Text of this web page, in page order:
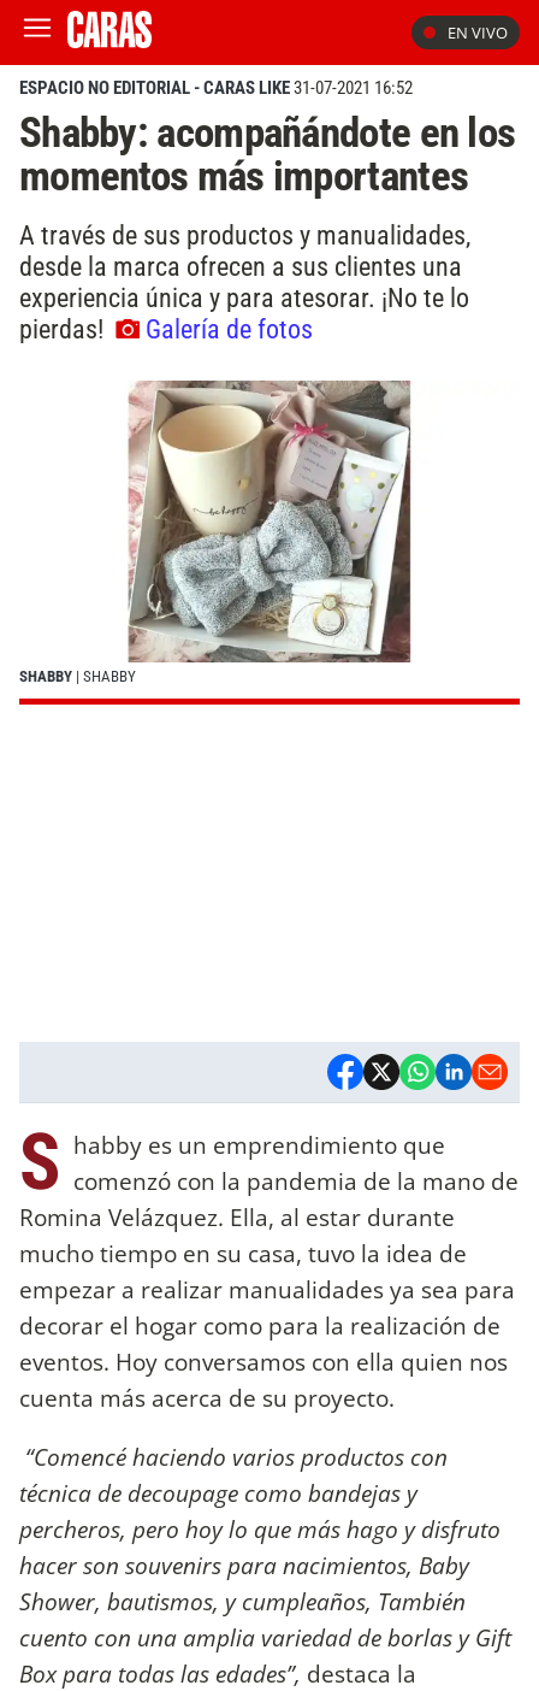
EN VIVO
ESPACIO NO EDITORIAL - CARAS LIKE31-07-2021 16:52
Shabby: acompañándote en los
momentos más importantes
A través de sus productos y manualidades,
desde la marca ofrecen a sus clientes una
experiencia única y para atesorar. ¡No te lo
pierdas!
Galería de fotos
SHABBY | SHABBY
S habby es un emprendimiento que
comenzó con la pandemia de la mano de
Romina Velázquez. Ella, al estar durante
mucho tiempo en su casa, tuvo la idea de
empezar a realizar manualidades ya sea para
decorar el hogar como para la realización de
eventos. Hoy conversamos con ella quien nos
cuenta más acerca de su proyecto.
“Comencé haciendo varios productos con
técnica de decoupage como bandejas y
percheros, pero hoy lo que más hago y disfruto
hacer son souvenirs para nacimientos, Baby
Shower, bautismos, y cumpleaños, También
cuento con una amplia variedad de borlas y Gift
Box para todas las edades”, destaca la